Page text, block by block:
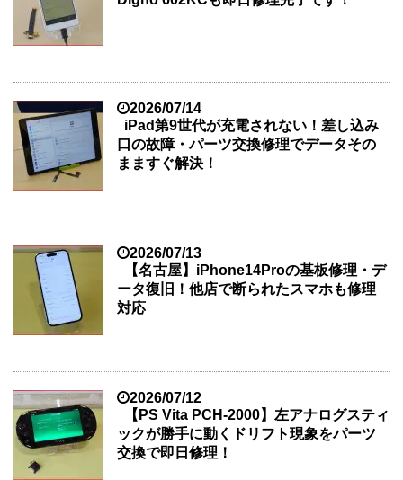
2026/07/14
iPad第9世代が充電されない！差し込み
口の故障・パーツ交換修理でデータその
まますぐ解決！
2026/07/13
【名古屋】iPhone14Proの基板修理・デ
ータ復旧！他店で断られたスマホも修理
対応
2026/07/12
【PS Vita PCH-2000】左アナログスティ
ックが勝手に動くドリフト現象をパーツ
交換で即日修理！